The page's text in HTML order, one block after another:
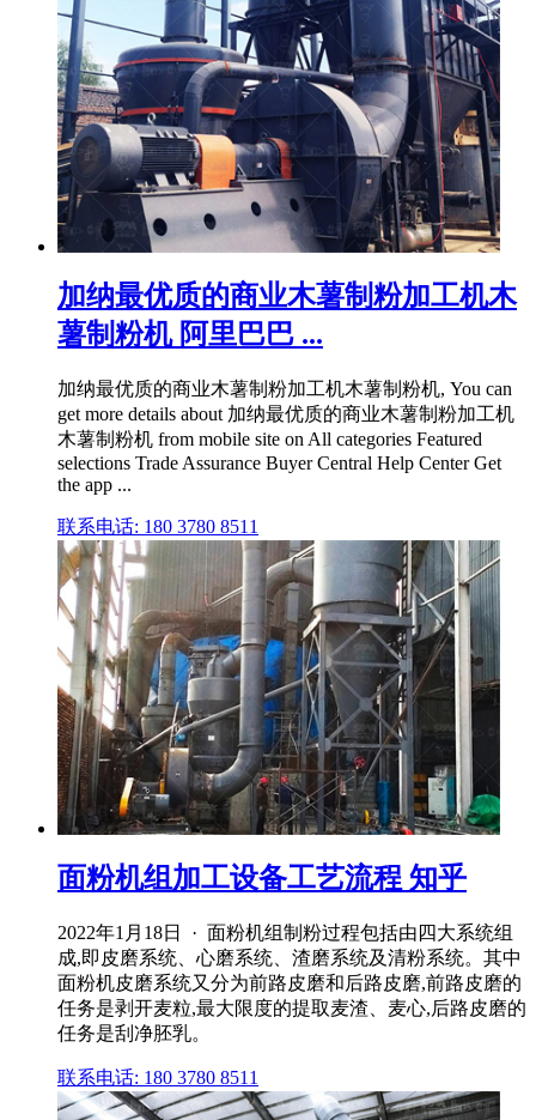
加纳最优质的商业木薯制粉加工机木
薯制粉机 阿里巴巴 ...
加纳最优质的商业木薯制粉加工机木薯制粉机, You can
get more details about 加纳最优质的商业木薯制粉加工机
木薯制粉机 from mobile site on All categories Featured
selections Trade Assurance Buyer Central Help Center Get
the app ...
联系电话: 180 3780 8511
面粉机组加工设备工艺流程 知乎
2022年1月18日 · 面粉机组制粉过程包括由四大系统组
成,即皮磨系统、心磨系统、渣磨系统及清粉系统。其中
面粉机皮磨系统又分为前路皮磨和后路皮磨,前路皮磨的
任务是剥开麦粒,最大限度的提取麦渣、麦心,后路皮磨的
任务是刮净胚乳。
联系电话: 180 3780 8511